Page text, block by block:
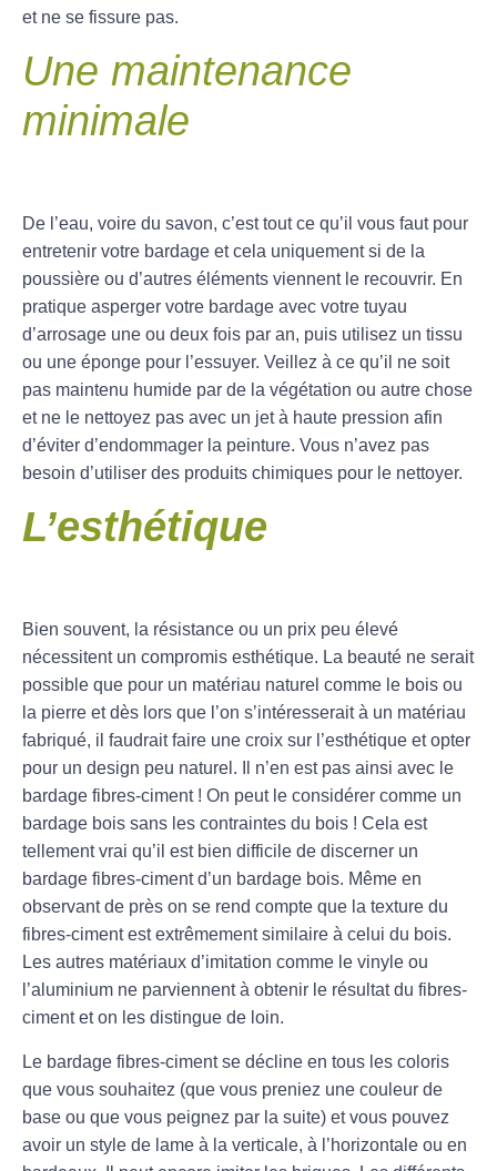
et ne se fissure pas.
Une maintenance
minimale
De l’eau, voire du savon, c’est tout ce qu’il vous faut pour
entretenir votre bardage et cela uniquement si de la
poussière ou d’autres éléments viennent le recouvrir. En
pratique asperger votre bardage avec votre tuyau
d’arrosage une ou deux fois par an, puis utilisez un tissu
ou une éponge pour l’essuyer. Veillez à ce qu’il ne soit
pas maintenu humide par de la végétation ou autre chose
et ne le nettoyez pas avec un jet à haute pression afin
d’éviter d’endommager la peinture. Vous n’avez pas
besoin d’utiliser des produits chimiques pour le nettoyer.
L’esthétique
Bien souvent, la résistance ou un prix peu élevé
nécessitent un compromis esthétique. La beauté ne serait
possible que pour un matériau naturel comme le bois ou
la pierre et dès lors que l’on s’intéresserait à un matériau
fabriqué, il faudrait faire une croix sur l’esthétique et opter
pour un design peu naturel. Il n’en est pas ainsi avec le
bardage fibres-ciment ! On peut le considérer comme un
bardage bois sans les contraintes du bois ! Cela est
tellement vrai qu’il est bien difficile de discerner un
bardage fibres-ciment d’un bardage bois. Même en
observant de près on se rend compte que la texture du
fibres-ciment est extrêmement similaire à celui du bois.
Les autres matériaux d’imitation comme le vinyle ou
l’aluminium ne parviennent à obtenir le résultat du fibres-
ciment et on les distingue de loin.
Le bardage fibres-ciment se décline en tous les coloris
que vous souhaitez (que vous preniez une couleur de
base ou que vous peignez par la suite) et vous pouvez
avoir un style de lame à la verticale, à l’horizontale ou en